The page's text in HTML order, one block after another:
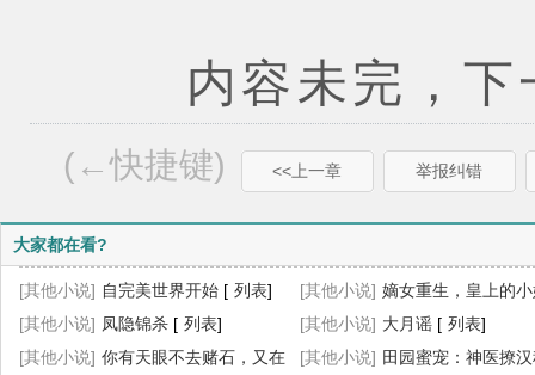
内容未完，下
(←快捷键) <<上一章 举报纠错
大家都在看?
[其他小说] 自完美世界开始 [ 列表] [其他小说] 嫡女重生，皇上的
杀疯了[ 列表]
[其他小说] 凤隐锦杀 [ 列表] [其他小说] 大月谣 [ 列表]
[其他小说] 你有天眼不去赌石，又在
[其他小说] 田园蜜宠：神医撩